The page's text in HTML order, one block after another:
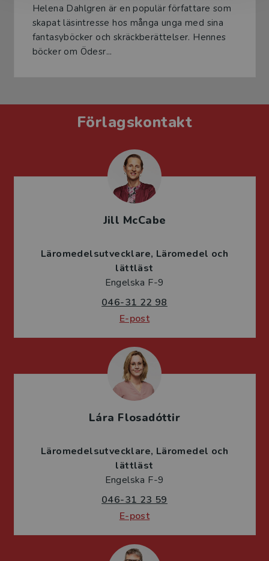
Helena Dahlgren är en populär författare som
skapat läsintresse hos många unga med sina
fantasyböcker och skräckberättelser. Hennes
böcker om Ödesr...
Förlagskontakt
Jill McCabe
Läromedelsutvecklare Läromedel och
lättläst
Engelska F-9
046-31 22 98
E-post
Lára Flosadóttir
Läromedelsutvecklare Läromedel och
lättläst
Engelska F-9
046-31 23 59
E-post